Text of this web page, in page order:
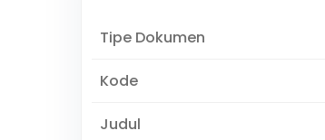
Tipe Dokumen
Kode
Judul